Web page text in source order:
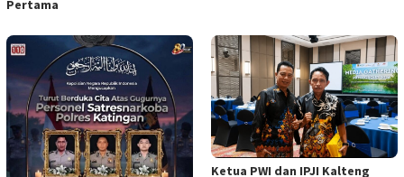
Pertama
Ketua PWI dan IPJI Kalteng